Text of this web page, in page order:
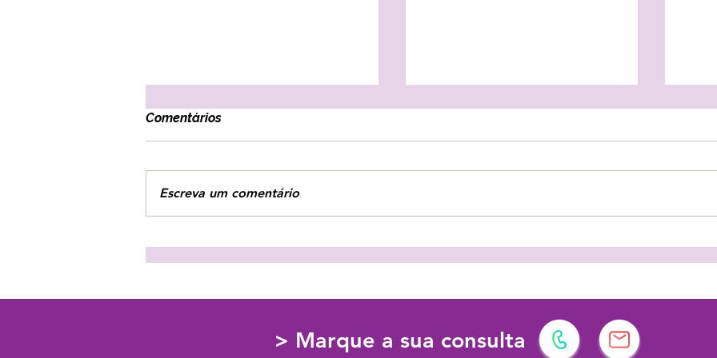
3 estratégias para combater
o vazio interior!
As férias podem ter vários
significados!
Comentários
Escreva um comentário
> Marque a sua consulta